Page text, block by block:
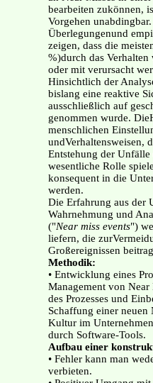
bearbeiten zukönnen,
Vorgehen
Überlegungenund
zeigen, dass die
%)durch das
oder mit verursacht
Hinsichtlich der
bislang eine reaktive
ausschließlich auf
genommen wurde.
menschlichen
undVerhaltensweisen,
Entstehung der
wesentliche Rolle
konsequent in die
werden.
Die Erfahrung aus der
Wahrnehmung und
("Near miss events")
liefern, die
Großereignissen
Methodik:
• Entwicklung eines
Management von Near
des Prozesses und
Schaffung einer neuen
Kultur im
durch Software-Tools.
Aufbau einer
• Fehler kann man
verbieten.